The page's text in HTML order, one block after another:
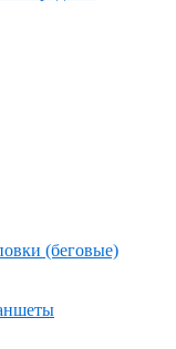
(беговые)